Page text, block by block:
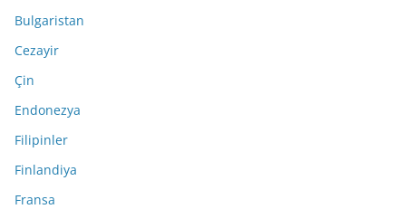
Bulgaristan
Cezayir
Çin
Endonezya
Filipinler
Finlandiya
Fransa